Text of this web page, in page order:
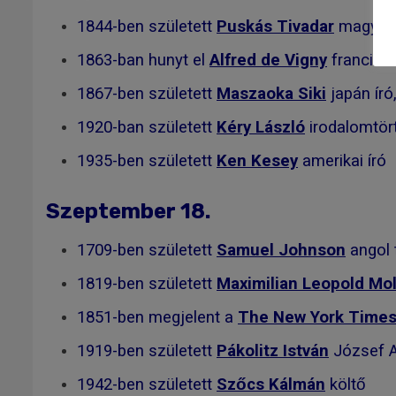
1844-ben született Puskás Tivadar
1863-ban hunyt el Alfred de Vigny francia
1867-ben született Maszaoka Siki japán
1920-ban született Kéry László
1935-ben született Ken Kesey amerikai író
Szeptember 18.
1709-ben született Samuel Johnson angol
1819-ben született Maximilian Leopold
1851-ben megjelent a The New York Times
1919-ben született Pákolitz István József
1942-ben született Szőcs Kálmán költő